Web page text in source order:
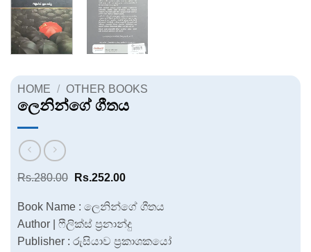
HOME / OTHER BOOKS
ලෙනින්ගේ ගීතය
Rs.280.00
Original
Rs.280.00.
Rs.252.00Current
is:
Rs.252.00.
Book Name : ලෙනින්ගේ ගීතය
Author | ෆීලික්ස් ප්‍රනාන්දු
Publisher : රුසියාව ප්‍රකාශකයෝ